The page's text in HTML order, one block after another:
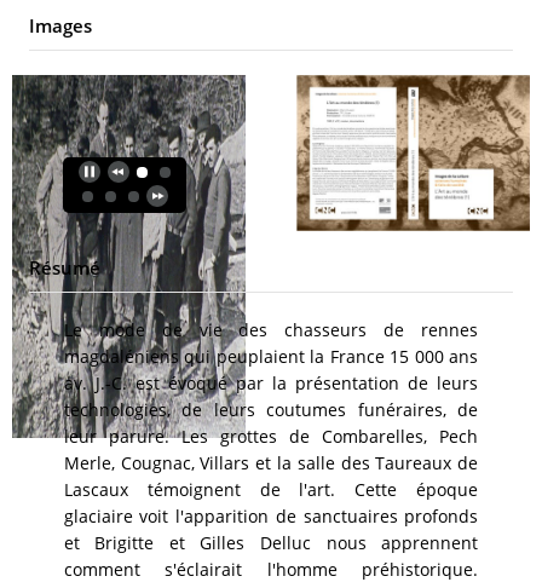
Images
Résumé
Le mode de vie des chasseurs de rennes
magdaléniens qui peuplaient la France 15 000 ans
av. J.-C. est évoqué par la présentation de leurs
technologies, de leurs coutumes funéraires, de
leur parure. Les grottes de Combarelles, Pech
Merle, Cougnac, Villars et la salle des Taureaux de
Lascaux témoignent de l'art. Cette époque
glaciaire voit l'apparition de sanctuaires profonds
et Brigitte et Gilles Delluc nous apprennent
comment s'éclairait l'homme préhistorique.